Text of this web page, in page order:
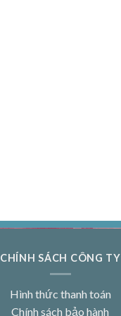
CHÍNH SÁCH CÔNG TY
Hình thức thanh toán
Chính sách bảo hành